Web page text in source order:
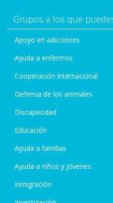
Grupos a los que
Apoyo en adicciones
Ayuda a enfermos
Cooperación Internacional
Defensa de los animales
Discapacidad
Educación
Ayuda a familias
Ayuda a niños y jóvenes
Inmigración